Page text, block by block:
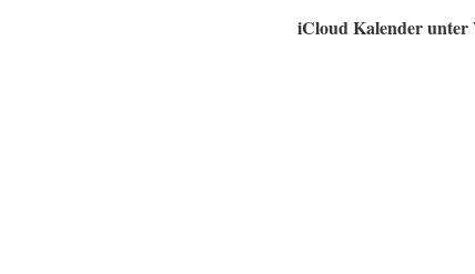
iCloud Kalender unter